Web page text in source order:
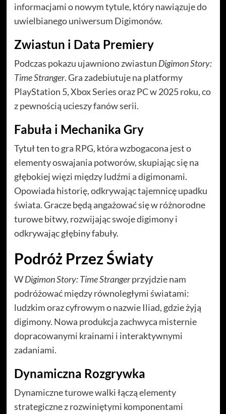
informacjami o nowym tytule, który nawiązuje do
uwielbianego uniwersum Digimonów.
Zwiastun i Data Premiery
Podczas pokazu ujawniono zwiastun Digimon Story:
Time Stranger. Gra zadebiutuje na platformy
PlayStation 5, Xbox Series oraz PC w 2025 roku, co
z pewnością ucieszy fanów serii.
Fabuła i Mechanika Gry
Tytuł ten to gra RPG, która wzbogacona jest o
elementy oswajania potworów, skupiając się na
głębokiej więzi między ludźmi a digimonami.
Opowiada historię, odkrywając tajemnicę upadku
świata. Gracze będą angażować się w różnorodne
turowe bitwy, rozwijając swoje digimony i
odkrywając głębiny fabuły.
Podróż Przez Światy
WDigimon Story: Time Strangerprzyjdzie nam
podróżować między równoległymi światami:
ludzkim oraz cyfrowym o nazwie Iliad, gdzie żyją
digimony. Nowa produkcja zachwyca misternie
dopracowanymi krainami i interaktywnymi
zadaniami.
Dynamiczna Rozgrywka
Dynamiczne turowe walki łączą elementy
strategiczne z rozwiniętymi komponentami